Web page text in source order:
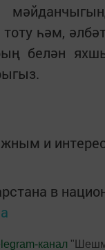
һәм,
белән
и
в
канал